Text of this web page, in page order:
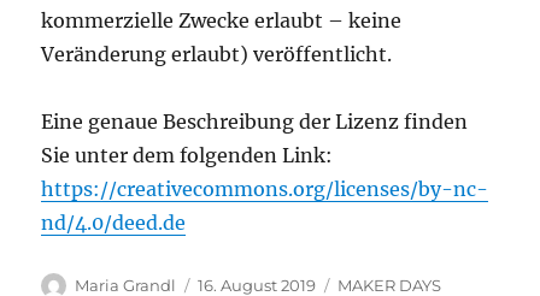
kommerzielle Zwecke erlaubt – keine
Veränderung erlaubt) veröffentlicht.
Eine genaue Beschreibung der Lizenz finden
Sie unter dem folgenden Link:
https://creativecommons.org/licenses/by-nc-
nd/4.0/deed.de
Autor
Maria Grandl
Veröffentlicht
16. August 2019 Kategorien
MAKER DAYS